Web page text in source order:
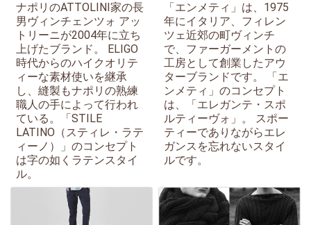
ナポリのATTOLINI家の長
男ヴィンチェンツォ アッ
トリーニが2004年に立ち
上げたブランド。 ELIGO
時代からのハイクオリテ
ィーな素材使いを継承
し、縫製もナポリの熟練
職人の手によって行われ
ている。「STILE
LATINO（スティレ・ラテ
ィーノ）」のコンセプト
は字の如くラテンスタイ
ル。
「エンメティ」は、1975
年にイタリア、フィレン
ツェ近郊の町ヴィンチ
で、ファーガーメントの
工房として創業したアウ
ターブランドです。 「エ
ンメティ」のコンセプト
は、「エレガンテ・スポ
ルティーヴォ」。 スポー
ティーでありながらエレ
ガンスを忘れないスタイ
ルです。